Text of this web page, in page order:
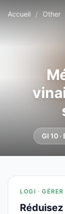
Accueil / Other
GI 10 ·
LOGI ·